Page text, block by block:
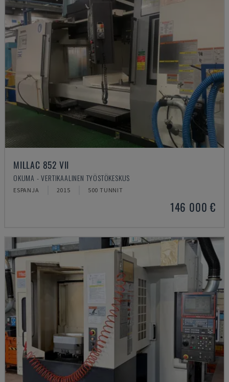
MILLAC 852 VII
OKUMA - VERTIKAALINEN TYÖSTÖKESKUS
ESPANJA 2015 500 TUNNIT
146 000 €